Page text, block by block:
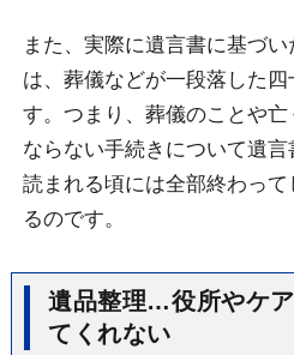
また、実際に遺言書に基づ
は、葬儀などが一段落した
す。つまり、葬儀のことや
ならない手続きについて遺言
読まれる頃には全部終わっ
るのです。
遺品整理…役所やケ
てくれない